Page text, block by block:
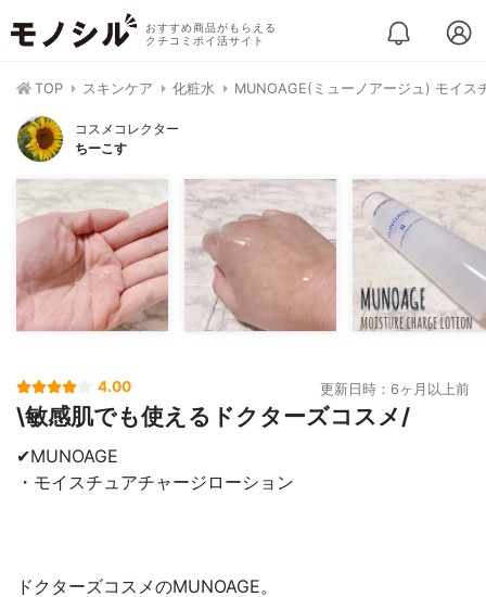
おすすめ商品がもらえる
クチコミポイ活サイト
TOP スキンケア 化粧水 MUNOAGE(ミューノアージュ) モイス
コスメコレクター
ちーこす
4.00 更新日時：6ヶ月以上前
\敏感肌でも使えるドクターズコスメ/
✔︎MUNOAGE
・モイスチュアチャージローション
ドクターズコスメのMUNOAGE。